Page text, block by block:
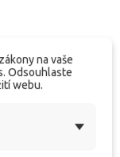
na vaše
Odsouhlaste
webu.